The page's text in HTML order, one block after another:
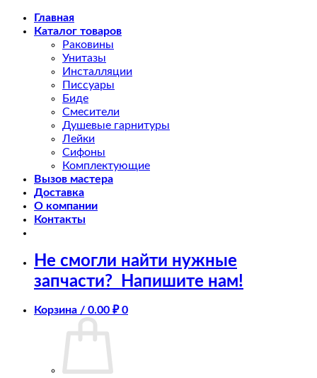
Skip
Главная
Каталог товаров
Раковины
Унитазы
Инсталляции
Писсуары
Биде
Смесители
Душевые гарнитуры
Лейки
Сифоны
Комплектующие
Вызов мастера
Доставка
О компании
Контакты
Не смогли найти нужные
запчасти?
Напишите нам!
Корзина / 0.00 ₽ 0